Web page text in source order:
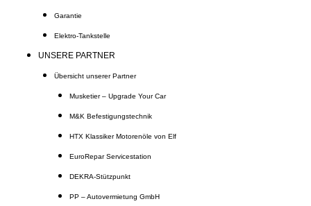
Garantie
Elektro-Tankstelle
UNSERE PARTNER
Übersicht unserer Partner
Musketier – Upgrade Your Car
M&K Befestigungstechnik
HTX Klassiker Motorenöle von Elf
EuroRepar Servicestation
DEKRA-Stützpunkt
PP – Autovermietung GmbH